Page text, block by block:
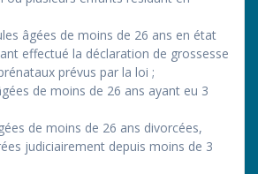
âgées de moins de 26 ans en état
effectué la déclaration de grossesse
prévus par la loi ;
de moins de 26 ans ayant eu 3
de moins de 26 ans divorcées,
judiciairement depuis moins de 3